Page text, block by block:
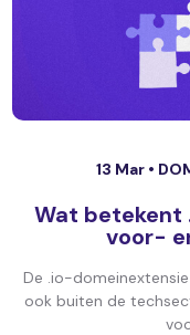
13 Mar •
Wat betekent
voor-
De .io-
ook buiten de